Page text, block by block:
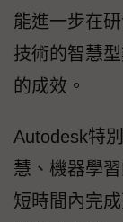
能進一步在
技術的智慧
的成效。
Autodesk特
慧、機器學
短時間內完